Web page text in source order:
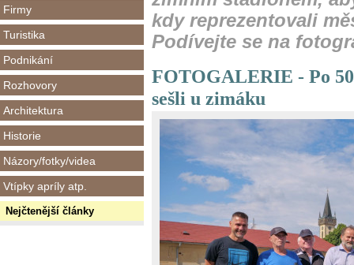
Firmy
Turistika
Podnikání
Rozhovory
Architektura
Historie
Názory/fotky/videa
Vtípky apríly atp.
Nejčtenější články
kdy reprezentovali
Podívejte se na
FOTOGALERIE - Po
sešli u zimáku